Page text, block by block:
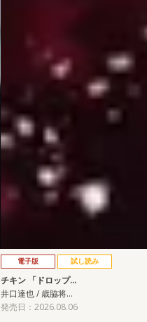
電子版 試し読み
チキン 「ドロップ…
井口達也 / 歳脇将…
発売日：2026.08.06